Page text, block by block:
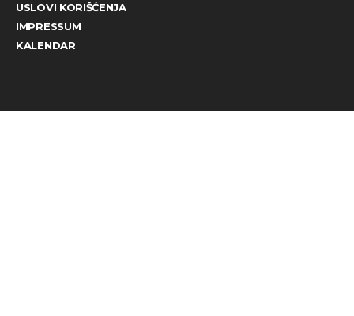
USLOVI KORIŠĆENJA
IMPRESSUM
KALENDAR